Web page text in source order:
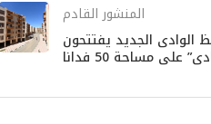
المنشور القادم
الوادى الجديد يفتتحون
مساحة 50 فدانا